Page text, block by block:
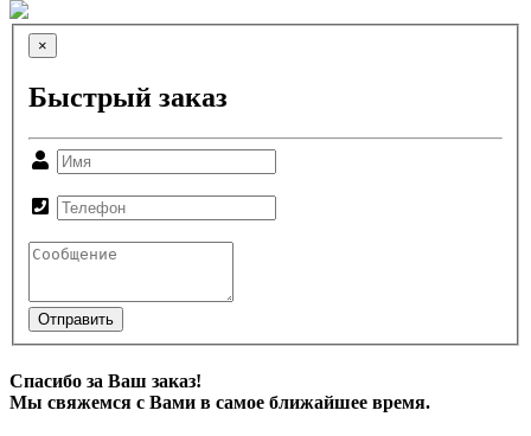
×
Быстрый заказ
Отправить
Спасибо за Ваш заказ!
Мы свяжемся с Вами в самое ближайшее время.